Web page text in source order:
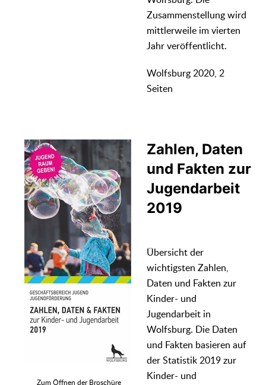
Zusammenstellung wird
mittlerweile im vierten
Jahr veröffentlicht.
Wolfsburg 2020, 2
Seiten
Zum Öffnen der Broschüre
Zahlen, Daten
und Fakten zur
Jugendarbeit
2019
Übersicht der
wichtigsten Zahlen,
Daten und Fakten zur
Kinder- und
Jugendarbeit in
Wolfsburg. Die Daten
und Fakten basieren auf
der Statistik 2019 zur
Kinder- und